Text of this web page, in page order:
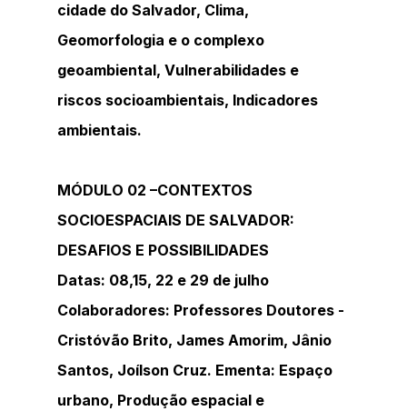
cidade do Salvador, Clima,
Geomorfologia e o complexo
geoambiental, Vulnerabilidades e
riscos socioambientais, Indicadores
ambientais.
MÓDULO 02 –CONTEXTOS
SOCIOESPACIAIS DE SALVADOR:
DESAFIOS E POSSIBILIDADES
Datas: 08,15, 22 e 29 de julho
Colaboradores: Professores Doutores -
Cristóvão Brito, James Amorim, Jânio
Santos, Joílson Cruz. Ementa: Espaço
urbano, Produção espacial e